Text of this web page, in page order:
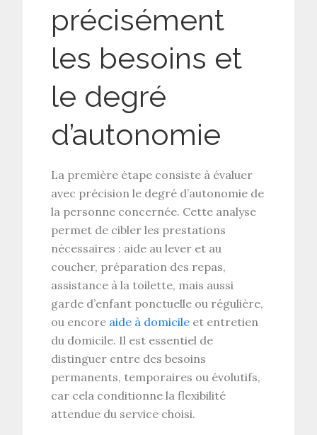
précisément
les besoins et
le degré
d’autonomie
La première étape consiste à évaluer
avec précision le degré d’autonomie de
la personne concernée. Cette analyse
permet de cibler les prestations
nécessaires : aide au lever et au
coucher, préparation des repas,
assistance à la toilette, mais aussi
garde d’enfant ponctuelle ou régulière,
ou encore aide à domicile et entretien
du domicile. Il est essentiel de
distinguer entre des besoins
permanents, temporaires ou évolutifs,
car cela conditionne la flexibilité
attendue du service choisi.